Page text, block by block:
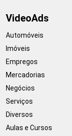
VideoAds
Automóveis
Imóveis
Empregos
Mercadorias
Negócios
Serviços
Diversos
Aulas e Cursos